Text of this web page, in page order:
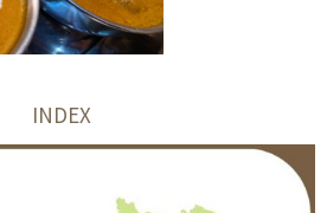
INDEX